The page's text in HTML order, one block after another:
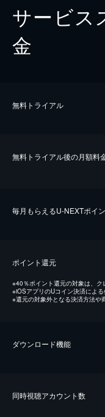
サービス
金
無料トライアル
無料トライアル後の⽉額料
毎⽉もらえるU-NEXTポイ
ポイント還元
※40％ポイント還元の対象は、ク
※iOSアプリのUコイン決済によ
※還元の対象外となる決済方法や
ダウンロード機能
同時視聴アカウント数